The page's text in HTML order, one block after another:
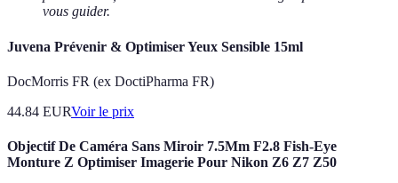
vous guider.
Juvena Prévenir & Optimiser Yeux Sensible 15ml
DocMorris FR (ex DoctiPharma FR)
44.84 EURVoir le prix
Objectif De Caméra Sans Miroir 7.5Mm F2.8 Fish-Eye
Monture Z Optimiser Imagerie Pour Nikon Z6 Z7 Z50